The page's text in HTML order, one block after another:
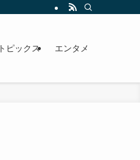
トピックス エンタメ